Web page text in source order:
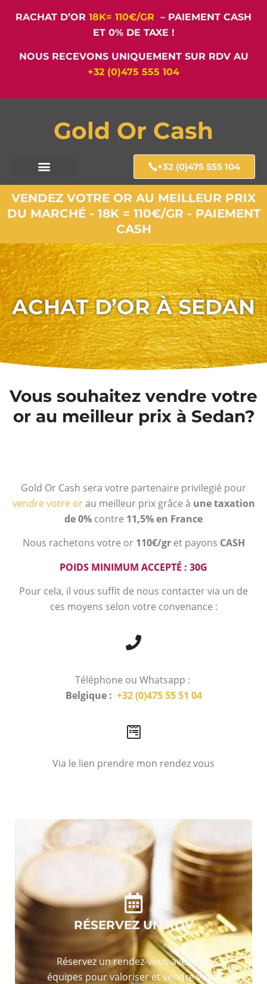
RACHAT D’OR 18K= 110€/GR – PAIEMENT CASH
ET 0% DE TAXE !
NOUS RECEVONS UNIQUEMENT SUR RDV AU
+32 (0)475 555 104
Gold Or Cash
+32 (0)475 555 104
VENDEZ VOTRE OR AU MEILLEUR PRIX
DU MARCHÉ - 18K = 110€/GR - PAIEMENT
CASH
ACHAT D’OR À SEDAN
Vous souhaitez vendre votre
or au meilleur prix à Sedan?
Gold Or Cash sera votre partenaire privilegié pour
vendre votre orau meilleur prix grâce à une taxation
de 0% contre 11,5% en France
Nous rachetons votre or 110€/gr et payons CASH
POIDS MINIMUM ACCEPTÉ : 30G
Pour cela, il vous suffit de nous contacter via un de
ces moyens selon votre convenance :
Téléphone ou Whatsapp :
Belgique : +32 (0)475 55 51 04
Via le lien prendre mon rendez vous
RÉSERVEZ UN RDV
Réservez un rendez-vous avec nos
équipes pour valoriser et vendre votre